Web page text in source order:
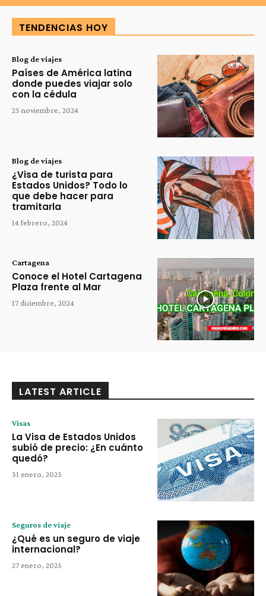
TENDENCIAS HOY
Blog de viajes
Países de América latina
donde puedes viajar solo
con la cédula
25 noviembre, 2024
Blog de viajes
¿Visa de turista para
Estados Unidos? Todo lo
que debe hacer para
tramitarla
14 febrero, 2024
Cartagena
Conoce el Hotel Cartagena
Plaza frente al Mar
17 diciembre, 2024
LATEST ARTICLE
Visas
La Visa de Estados Unidos
subió de precio: ¿En cuánto
quedó?
31 enero, 2025
Seguros de viaje
¿Qué es un seguro de viaje
internacional?
27 enero, 2025